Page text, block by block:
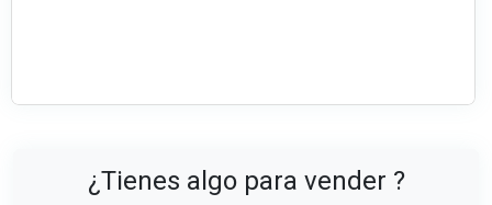
¿Tienes algo para vender ?